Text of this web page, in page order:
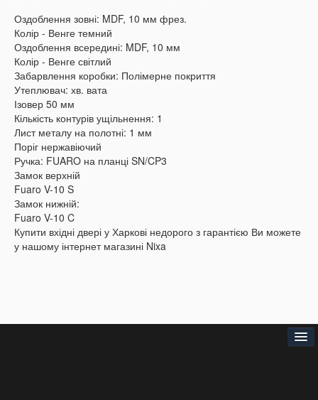
Оздоблення зовні: MDF, 10 мм фрез.
Колір - Венге темний
Оздоблення всередині: MDF, 10 мм
Колір - Венге світлий
Забарвлення коробки: Полімерне покриття
Утеплювач: хв. вата
Ізовер 50 мм
Кількість контурів ущільнення: 1
Лист металу на полотні: 1 мм
Поріг нержавіючий
Ручка: FUARO на планці SN/CP3
Замок верхній
Fuaro V-10 S
Замок нижній:
Fuaro V-10 C
Купити вхідні двері у Харкові недорого з гарантією Ви можете
у нашому інтернет магазині Nixa